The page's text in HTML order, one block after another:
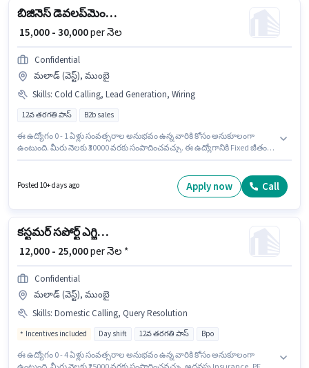
బిజినెస్ డెవలప్‌మెంట్ ఎగ్జిక్యూటివ్
₹ 15,000 - 30,000per నెల
Confidential
మలాడ్ (వెస్ట్), ముంబై
Skills: Cold Calling, Lead Generation, Wiring
12వ తరగతి పాస్ B2b sales
ఈ ఉద్యోగం 0 - 1 ఏళ్లు సంవత్సరాల అనుభవం ఉన్న వారికి కోసం అనుకూలంగా
ఉంటుంది. మీరు నెలకు ₹30000 వరకు సంపాదించవచ్చు. ఈ ఉద్యోగానికి Fixed జీతం
Calling, Lead Generation, Wiring ఉండాలి. ఈ ఖాళీ మలాడ్ (వెస్ట్), ముంబై లో
ఉంది. ఈ ఉద్యోగానికి అభ్యర్థులు తప్పనిసరిగా 12వ తరగతి పాస్ డిగ్రీ/సర్టిఫికెట్ కలిగి
Posted 10+ days ago Apply now Call
కస్టమర్ సపోర్ట్ ఎగ్జిక్యూటివ్
₹ 12,000 - 25,000per నెల *
Confidential
మలాడ్ (వెస్ట్), ముంబై
Skills: Domestic Calling, Query Resolution
Incentives included Day shift 12వ తరగతి పాస్ Bpo
ఈ ఉద్యోగం 0 - 4 ఏళ్లు సంవత్సరాల అనుభవం ఉన్న వారికి కోసం అనుకూలంగా